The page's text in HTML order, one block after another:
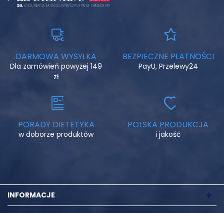
DARMOWA WYSYŁKA
Dla zamówień powyżej 149
zł
BEZPIECZNE PŁATNOŚCI
PayU, Przelewy24
PORADY DIETETYKA
w doborze produktów
POLSKA PRODUKCJA
i jakość
INFORMACJE